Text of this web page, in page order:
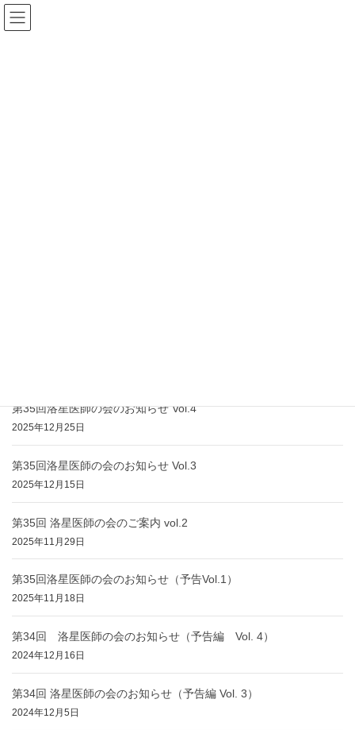
第35回洛星医師の会のお知らせ Vol.4
2025年12月25日
第35回洛星医師の会のお知らせ Vol.3
2025年12月15日
第35回 洛星医師の会のご案内 vol.2
2025年11月29日
第35回洛星医師の会のお知らせ（予告Vol.1）
2025年11月18日
第34回 洛星医師の会のお知らせ（予告編 Vol. 4）
2024年12月16日
第34回 洛星医師の会のお知らせ（予告編 Vol. 3）
2024年12月5日